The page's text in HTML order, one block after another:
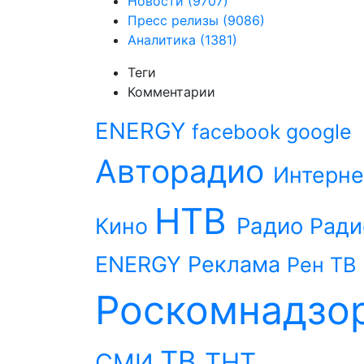
Пресс релизы (9086)
Аналитика (1381)
Теги
Комментарии
ENERGY facebook google
Авторадио
Кино НТВ Радио
ENERGY Реклама Рен ТВ